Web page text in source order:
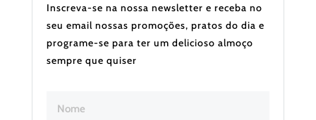
Inscreva-se na nossa newsletter e receba no
seu email nossas promoções, pratos do dia e
programe-se para ter um delicioso almoço
sempre que quiser